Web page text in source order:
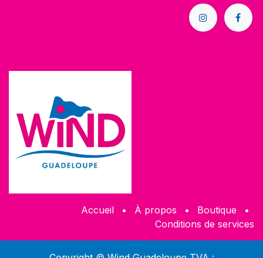
Accueil • À propos • Boutique
•
Conditions de services